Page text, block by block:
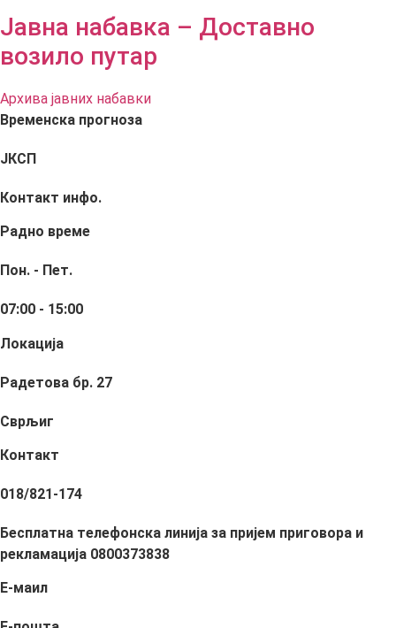
Јавна набавка – Доставно
возило путар
Архива јавних набавки
Временска прогноза
ЈКСП
Контакт инфо.
Радно време
Пон. - Пет.
07:00 - 15:00
Локација
Радетова бр. 27
Сврљиг
Контакт
018/821-174
Бесплатна телефонска линија за пријем приговора и
рекламација 0800373838
Е-маил